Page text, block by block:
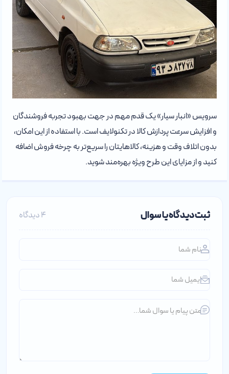
سرویس «انبار سیار» یک قدم مهم در جهت بهبود تجربه فروشندگان
و افزایش سرعت پردازش کالا در تکنولایف است. با استفاده از این امکان،
بدون اتلاف وقت و هزینه، کالاهایتان را سریع‌تر به چرخه فروش اضافه
کنید و از مزایای این طرح ویژه بهره‌مند شوید.
ثبت دیدگاه یا سوال 4 دیدگاه